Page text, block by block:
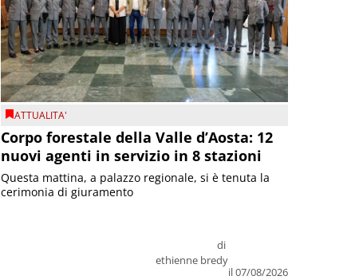
ATTUALITA'
Corpo forestale della Valle d’Aosta: 12
nuovi agenti in servizio in 8 stazioni
di
ethienne bredy
il 07/08/2026
Questa mattina, a palazzo regionale, si è tenuta la
cerimonia di giuramento